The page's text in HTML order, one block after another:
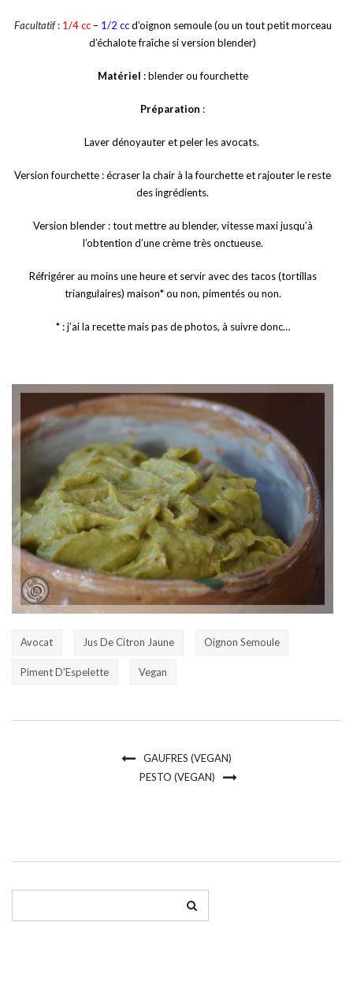
Facultatif: 1/4 cc– 1/2 ccd’oignon semoule (ou un tout petit morceau
d’échalote fraîche si version blender)
Matériel : blender ou fourchette
Préparation :
Laver dénoyauter et peler les avocats.
Version fourchette : écraser la chair à la fourchette et rajouter le reste
des ingrédients.
Version blender : tout mettre au blender, vitesse maxi jusqu’à
l’obtention d’une crème très onctueuse.
Réfrigérer au moins une heure et servir avec des tacos (tortillas
triangulaires) maison* ou non, pimentés ou non.
* : j’ai la recette mais pas de photos, à suivre donc…
Avocat Jus De Citron Jaune Oignon Semoule
Piment D'Espelette Vegan
GAUFRES (VEGAN)
PESTO (VEGAN)